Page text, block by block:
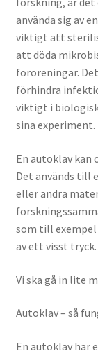
använda sig av
viktigt att
att döda
föroreningar.
förhindra
viktigt i
sina experiment.
En autoklav kan
Det används till
eller andra
som till
av ett visst tryck.
Vi ska gå in lite
Autoklav – så
En autoklav har